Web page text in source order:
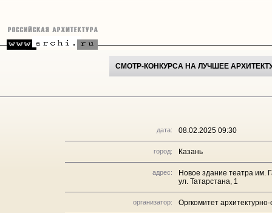
СМОТР-КОНКУРСА НА ЛУЧШЕЕ
дата: 08.02.2025 09:30
город: Казань
адрес:
Новое здание театра им.
ул. Татарстана, 1
организатор: Оргкомитет